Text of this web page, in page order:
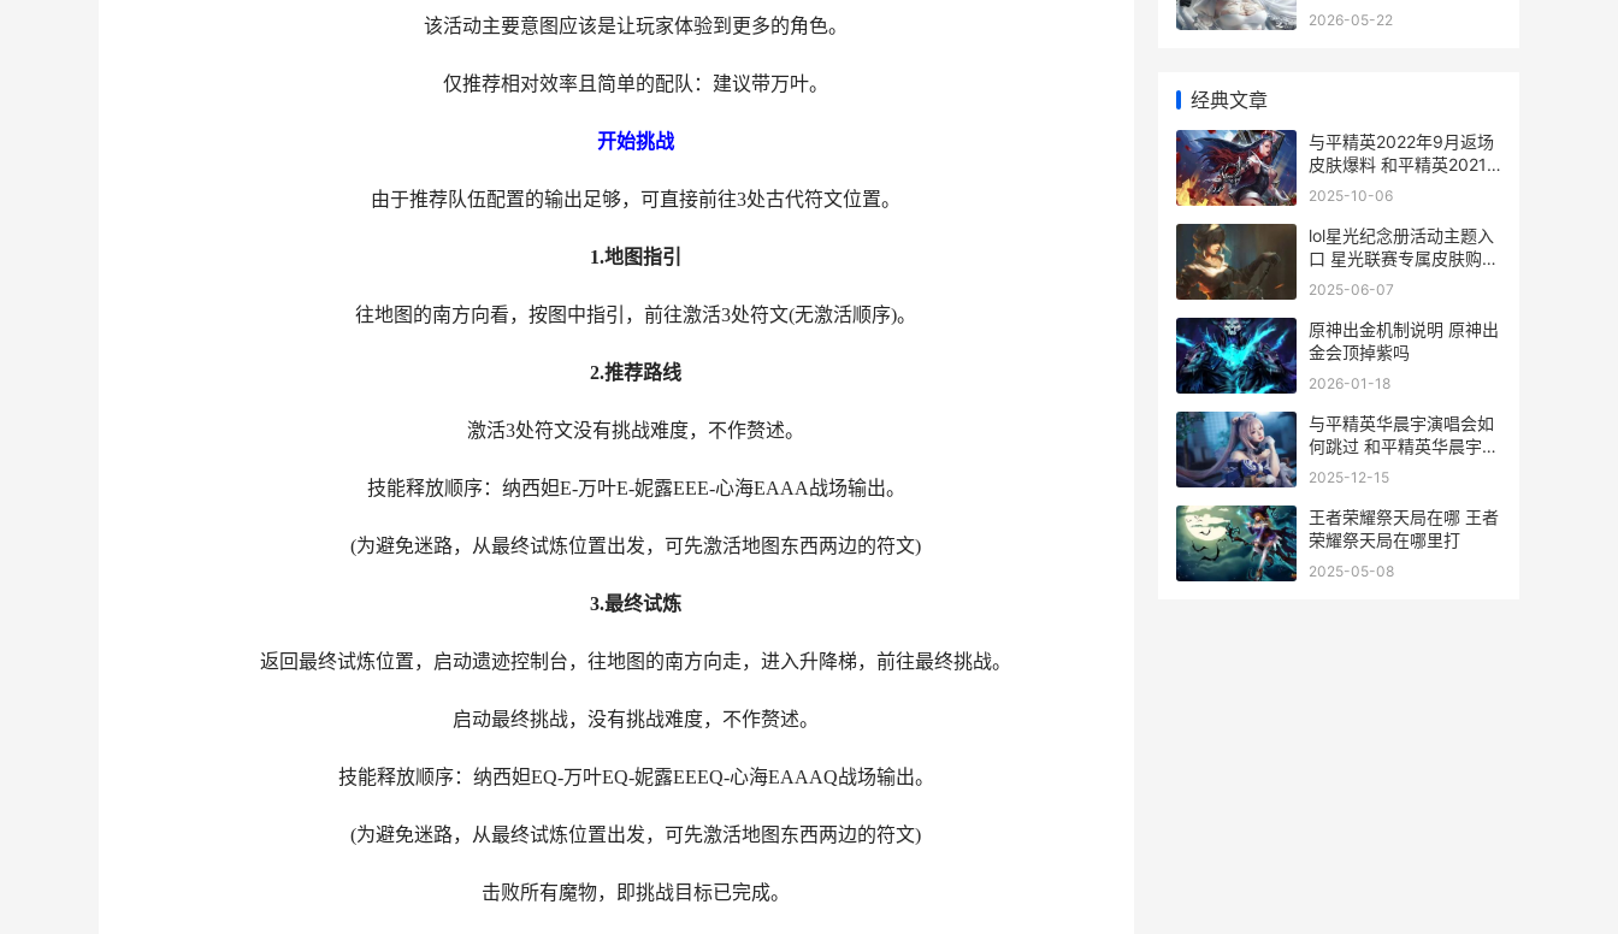
该活动主要意图应该是让玩家体验到更多的角色。
仅推荐相对效率且简单的配队：建议带万叶。
开始挑战
由于推荐队伍配置的输出足够，可直接前往3处古代符文位置。
1.地图指引
往地图的南方向看，按图中指引，前往激活3处符文(无激活顺序)。
2.推荐路线
激活3处符文没有挑战难度，不作赘述。
技能释放顺序：纳西妲E-万叶E-妮露EEE-心海EAAA战场输出。
(为避免迷路，从最终试炼位置出发，可先激活地图东西两边的符文)
3.最终试炼
返回最终试炼位置，启动遗迹控制台，往地图的南方向走，进入升降梯，前往最终挑战。
启动最终挑战，没有挑战难度，不作赘述。
技能释放顺序：纳西妲EQ-万叶EQ-妮露EEEQ-心海EAAAQ战场输出。
(为避免迷路，从最终试炼位置出发，可先激活地图东西两边的符文)
击败所有魔物，即挑战目标已完成。
2026-05-22
经典文章
与平精英2022年9月返场
皮肤爆料 和平精英2021
年9月新皮肤曝光
2025-10-06
lol星光纪念册活动主题入
口 星光联赛专属皮肤购买
资格持续多久
2025-06-07
原神出金机制说明 原神出
金会顶掉紫吗
2026-01-18
与平精英华晨宇演唱会如
何跳过 和平精英华晨宇唱
的歌叫什么
2025-12-15
王者荣耀祭天局在哪 王者
荣耀祭天局在哪里打
2025-05-08